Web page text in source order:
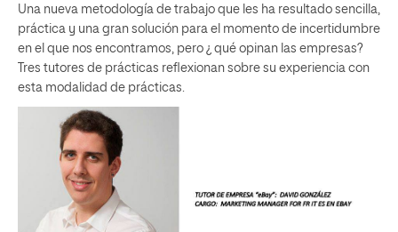
Una nueva metodología de trabajo que les ha resultado sencilla,
práctica y una gran solución para el momento de incertidumbre
en el que nos encontramos, pero ¿ qué opinan las empresas?
Tres tutores de prácticas reflexionan sobre su experiencia con
esta modalidad de prácticas.